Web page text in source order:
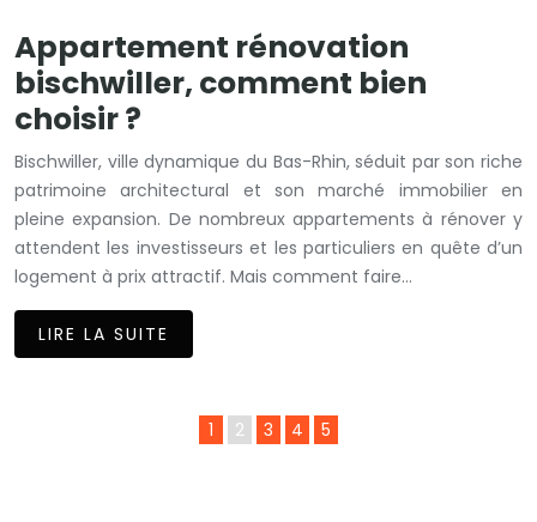
Appartement rénovation
bischwiller, comment bien
choisir ?
Bischwiller, ville dynamique du Bas-Rhin, séduit par son riche
patrimoine architectural et son marché immobilier en
pleine expansion. De nombreux appartements à rénover y
attendent les investisseurs et les particuliers en quête d’un
logement à prix attractif. Mais comment faire…
LIRE LA SUITE
1 2 3 4 5